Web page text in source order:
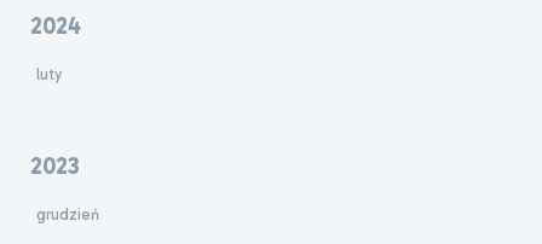
2024
luty
2023
grudzień